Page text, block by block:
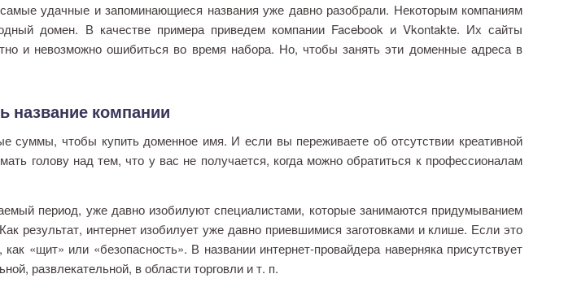
удачные и запоминающиеся названия уже давно разобрали. Некоторым компаниям
домен. В качестве примера приведем компании Facebook и Vkontakte. Их сайты
и невозможно ошибиться во время набора. Но, чтобы занять эти доменные адреса в
название компании
чтобы купить доменное имя. И если вы переживаете об отсутствии креативной
голову над тем, что у вас не получается, когда можно обратиться к профессионалам
период, уже давно изобилуют специалистами, которые занимаются придумыванием
результат, интернет изобилует уже давно приевшимися заготовками и клише. Если это
«щит» или «безопасность». В названии интернет-провайдера наверняка присутствует
развлекательной, в области торговли и т. п.